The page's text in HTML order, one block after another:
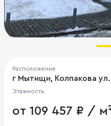
Расположение
г Мытищи, Колпакова
Этажность
от 109 457 ₽ /